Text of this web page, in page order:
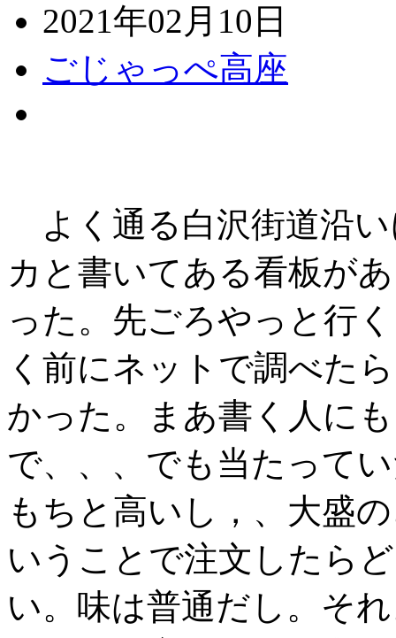
2021年02月10日
ごじゃっぺ高座
よく通る白沢街道沿
カと書いてある看板が
った。先ごろやっと行
く前にネットで調べた
かった。まあ書く人に
で、、、でも当たって
もちと高いし，、大盛
いうことで注文したら
い。味は普通だし。そ